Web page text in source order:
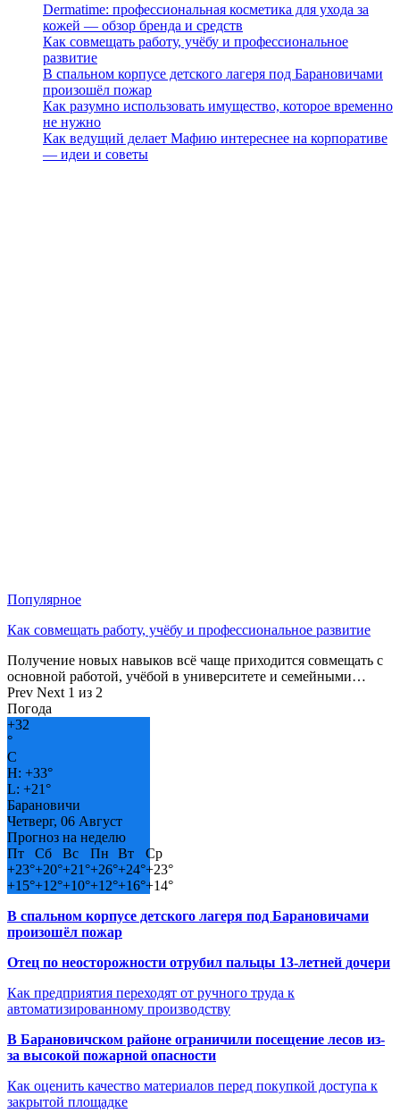
Dermatime: профессиональная косметика для ухода за
кожей — обзор бренда и средств
Как совмещать работу, учёбу и профессиональное
развитие
В спальном корпусе детского лагеря под Барановичами
произошёл пожар
Как разумно использовать имущество, которое временно
не нужно
Как ведущий делает Мафию интереснее на корпоративе
— идеи и советы
Популярное
Как совмещать работу, учёбу и профессиональное развитие
Получение новых навыков всё чаще приходится совмещать с
основной работой, учёбой в университете и семейными…
Prev Next 1 из 2
Погода
+32
°
C
H: +33°
L: +21°
Барановичи
Четверг, 06 Август
Прогноз на неделю
Пт
Сб Вс Пн Вт
Ср
+23°+20°+21°+26°+24°+23°
+15°+12°+10°+12°+16°+14°
В спальном корпусе детского лагеря под Барановичами
произошёл пожар
Отец по неосторожности отрубил пальцы 13-летней дочери
Как предприятия переходят от ручного труда к
автоматизированному производству
В Барановичском районе ограничили посещение лесов из-
за высокой пожарной опасности
Как оценить качество материалов перед покупкой доступа к
закрытой площадке